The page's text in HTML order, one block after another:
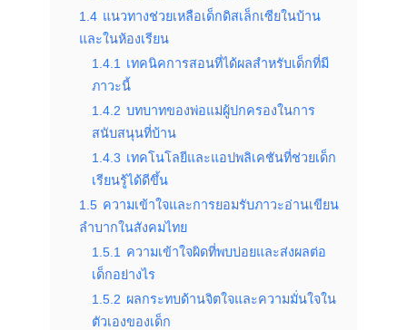
1.4 แนวทางช่วยเหลือเด็กดิสเล็กเซียในบ้าน
และในห้องเรียน
1.4.1
เทคนิคการสอนที่ได้ผลสำหรับเด็กที่มี
ภาวะนี้
1.4.2 บทบาทของพ่อแม่ผู้ปกครองในการ
สนับสนุนที่บ้าน
1.4.3 เทคโนโลยีและแอปพลิเคชันที่ช่วยเด็ก
เรียนรู้ได้ดีขึ้น
1.5 ความเข้าใจและการยอมรับภาวะอ่านเขียน
ลำบากในสังคมไทย
1.5.1
ความเข้าใจผิดที่พบบ่อยและส่งผลต่อ
เด็กอย่างไร
1.5.2 ผลกระทบด้านจิตใจและความมั่นใจใน
ตัวเองของเด็ก